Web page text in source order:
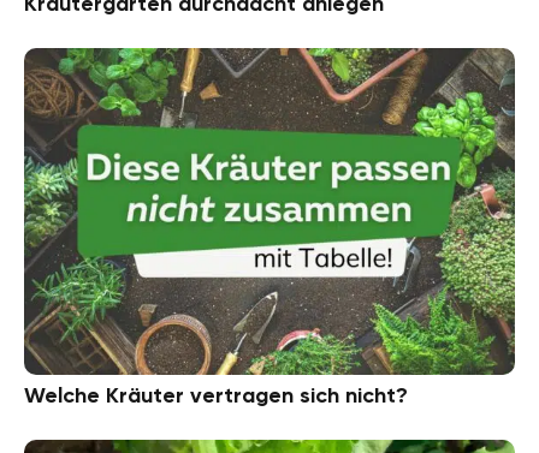
Welche Kräuter vertragen sich nicht?